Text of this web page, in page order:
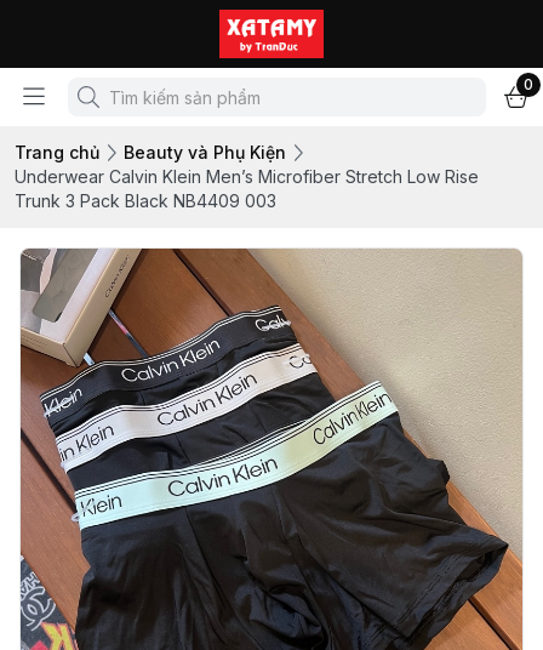
0
Trang chủ
Beauty và Phụ Kiện
Underwear Calvin Klein Men’s Microfiber Stretch Low Rise
Trunk 3 Pack Black NB4409 003